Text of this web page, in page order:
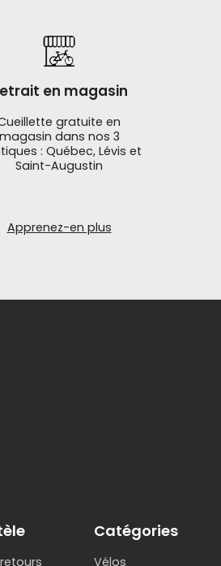
en magasin
gratuite en
magasin dans nos 3
: Québec, Lévis et
Saint-Augustin
Apprenez-en plus
Catégories
Vélos